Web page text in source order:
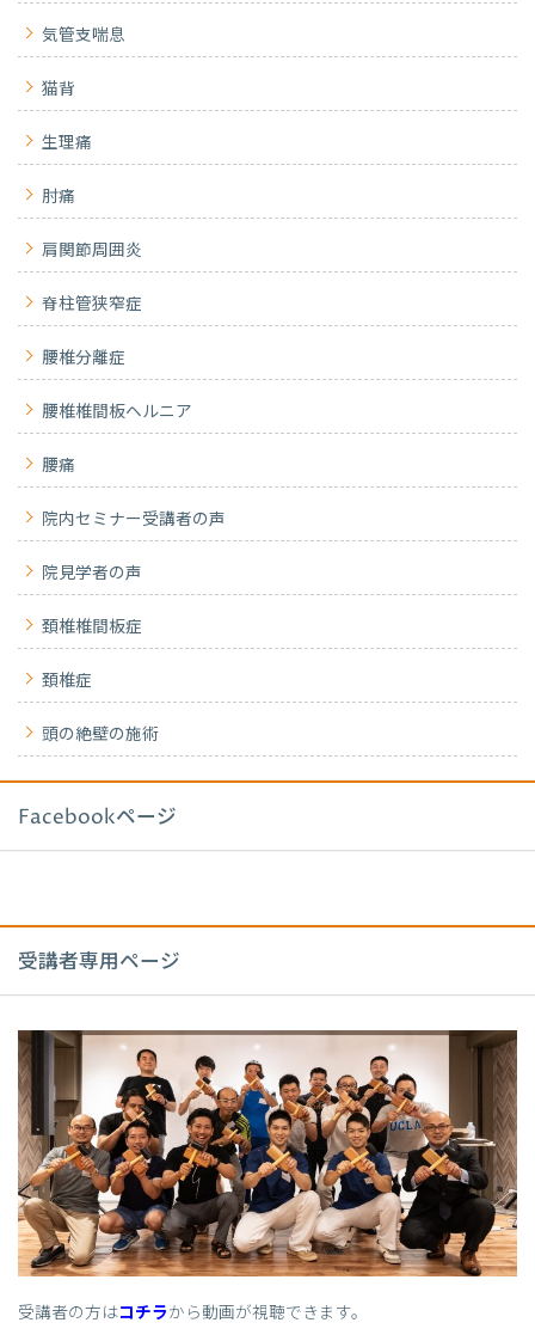
気管支喘息
猫背
生理痛
肘痛
肩関節周囲炎
脊柱管狭窄症
腰椎分離症
腰椎椎間板ヘルニア
腰痛
院内セミナー受講者の声
院見学者の声
頚椎椎間板症
頚椎症
頭の絶壁の施術
Facebookページ
受講者専用ページ
受講者の方はコチラから動画が視聴できます。